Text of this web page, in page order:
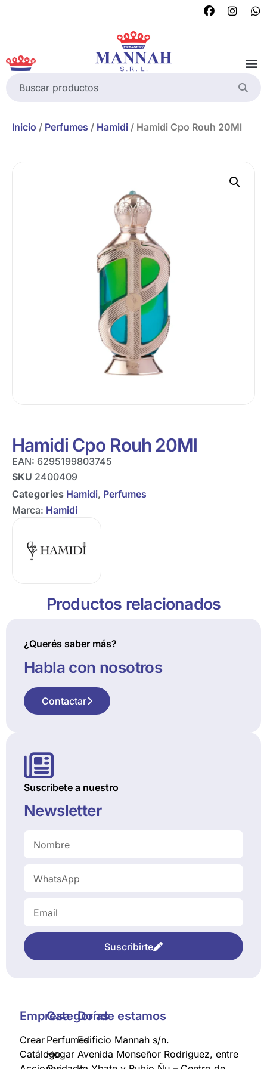
Inicio / Perfumes / Hamidi / Hamidi Cpo Rouh 20Ml
Hamidi Cpo Rouh 20Ml
EAN: 6295199803745
SKU 2400409
Categories Hamidi, Perfumes
Marca: Hamidi
Productos relacionados
¿Querés saber más?
Habla con nosotros
Contactar
Suscribete a nuestro
Newsletter
Suscribirte
Empresa
Crear
Catálogo
Categorías
Perfumes
Hogar
Donde estamos
Edificio Mannah s/n.
Avenida Monseñor Rodriguez, entre